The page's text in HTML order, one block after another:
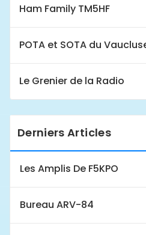
Ham Family TM5HF
POTA et SOTA du
Le Grenier de la Radio
Derniers Articles
Les Amplis De F5KPO
Bureau ARV-84